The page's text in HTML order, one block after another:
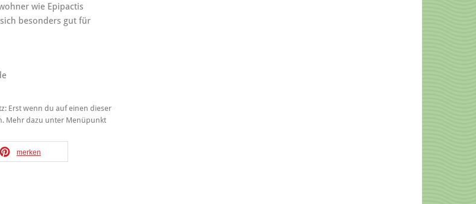
wie Epipactis
besonders gut für
Erst wenn du auf einen dieser
Mehr dazu unter Menüpunkt
merken